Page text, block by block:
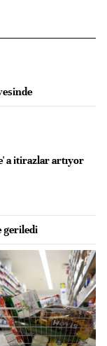
a itirazlar artıyor
geriledi